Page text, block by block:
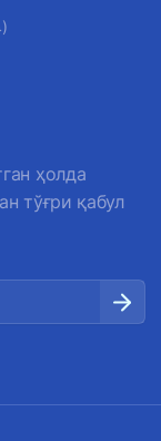
ҳолда
тўғри қабул